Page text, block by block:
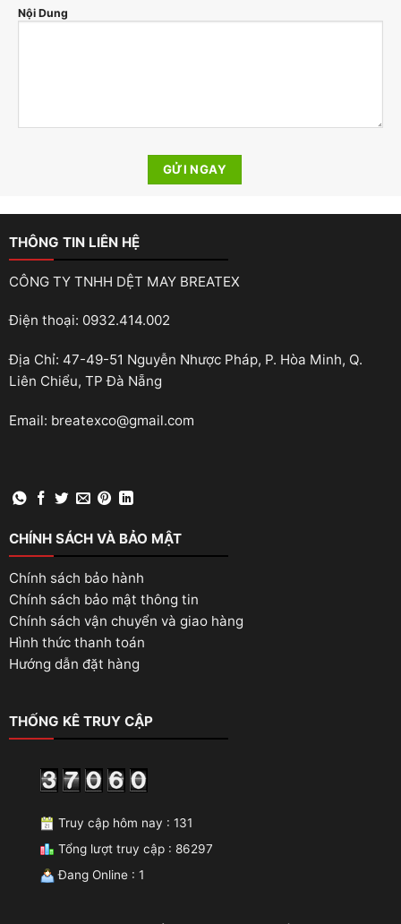
Nội Dung
THÔNG TIN LIÊN HỆ
CÔNG TY TNHH DỆT MAY BREATEX
Điện thoại: 0932.414.002
Địa Chỉ: 47-49-51 Nguyễn Nhược Pháp, P. Hòa Minh, Q.
Liên Chiểu, TP Đà Nẵng
Email: breatexco@gmail.com
CHÍNH SÁCH VÀ BẢO MẬT
Chính sách bảo hành
Chính sách bảo mật thông tin
Chính sách vận chuyển và giao hàng
Hình thức thanh toán
Hướng dẫn đặt hàng
THỐNG KÊ TRUY CẬP
Truy cập hôm nay : 131
Tổng lượt truy cập : 86297
Đang Online : 1